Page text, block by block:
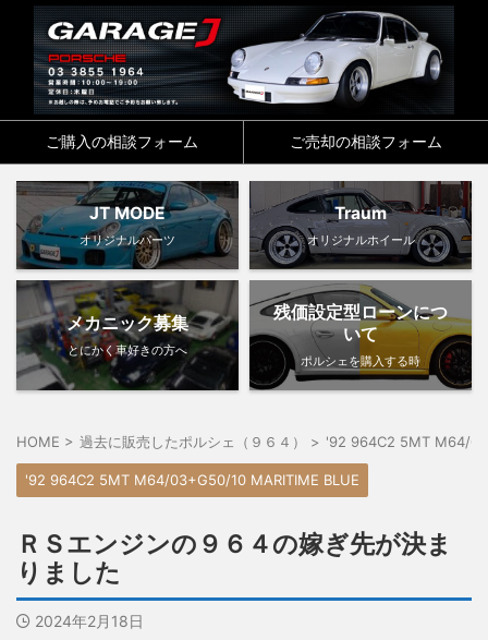
ご購入の相談フォーム ご売却の相談フォーム
JT MODE
オリジナルパーツ
Traum
オリジナルホイール
メカニック募集
とにかく車好きの方へ
残価設定型ローンにつ
いて
ポルシェを購入する時
HOME > 過去に販売したポルシェ（９６４） > '92 964C2 5MT M64/
'92 964C2 5MT M64/03+G50/10 MARITIME BLUE
ＲＳエンジンの９６４の嫁ぎ先が決ま
りました
2024年2月18日